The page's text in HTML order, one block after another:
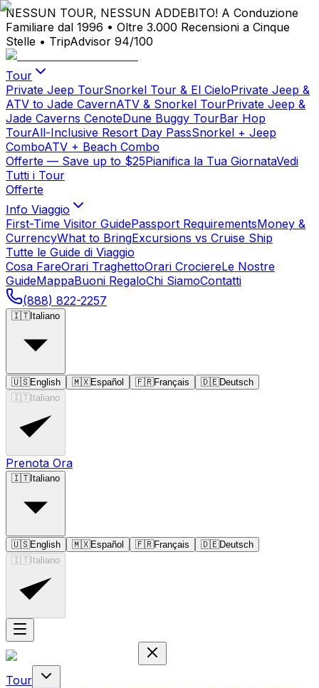
NESSUN TOUR, NESSUN ADDEBITO! A Conduzione
Familiare dal 1996 • Oltre 3.000 Recensioni a Cinque
Stelle • TripAdvisor 94/100
Tour
Private Jeep TourSnorkel Tour & El CieloPrivate Jeep &
ATV to Jade CavernATV & Snorkel TourPrivate Jeep &
Jade Caverns CenoteDune Buggy TourBar Hop
TourAll-Inclusive Resort Day PassSnorkel + Jeep
ComboATV + Beach Combo
Offerte — Save up to $25Pianifica la Tua GiornataVedi
Tutti i Tour
Offerte
Info Viaggio
First-Time Visitor GuidePassport RequirementsMoney &
CurrencyWhat to BringExcursions vs Cruise Ship
Tutte le Guide di Viaggio
Cosa FareOrari TraghettoOrari CrociereLe Nostre
GuideMappaBuoni RegaloChi SiamoContatti
(888) 822-2257
🇮🇹Italiano
🇺🇸English 🇲🇽Español 🇫🇷Français 🇩🇪Deutsch
🇮🇹 Italiano
Prenota Ora
🇮🇹Italiano
🇺🇸English 🇲🇽Español 🇫🇷Français 🇩🇪Deutsch
🇮🇹 Italiano
Tour